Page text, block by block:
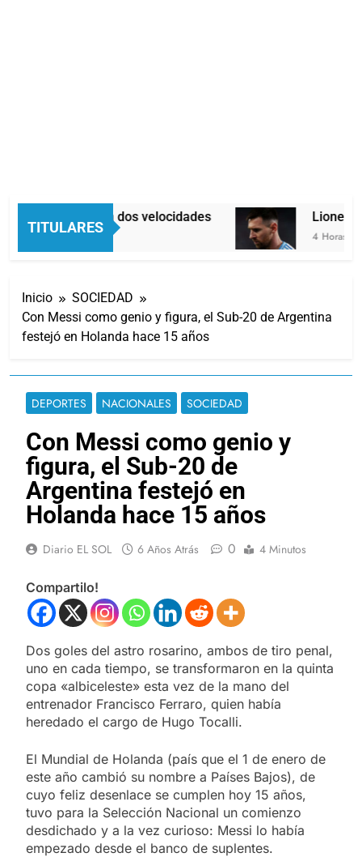
TITULARES
Economía en dos velocidades
4 Horas Atrás
Lionel
4 Horas Atrás
Inicio
SOCIEDAD
Con Messi como genio y figura, el Sub-20 de Argentina
festejó en Holanda hace 15 años
DEPORTES NACIONALES SOCIEDAD
Con Messi como genio y
figura, el Sub-20 de
Argentina festejó en
Holanda hace 15 años
Diario EL SOL 6 Años Atrás 0 4 Minutos
Compartilo!
Dos goles del astro rosarino, ambos de tiro penal,
uno en cada tiempo, se transformaron en la quinta
copa «albiceleste» esta vez de la mano del
entrenador Francisco Ferraro, quien había
heredado el cargo de Hugo Tocalli.
El Mundial de Holanda (país que el 1 de enero de
este año cambió su nombre a Países Bajos), de
cuyo feliz desenlace se cumplen hoy 15 años,
tuvo para la Selección Nacional un comienzo
desdichado y a la vez curioso: Messi lo había
empezado desde el banco de suplentes.